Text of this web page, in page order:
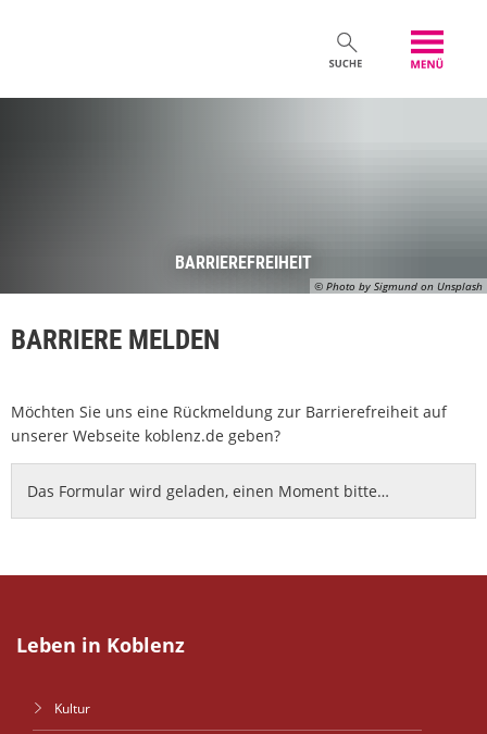
© Photo by Sigmund on Unsplash
BARRIEREFREIHEIT
BARRIERE MELDEN
Möchten Sie uns eine Rückmeldung zur Barrierefreiheit auf
unserer Webseite koblenz.de geben?
Das Formular wird geladen, einen Moment bitte…
Leben in Koblenz
Kultur